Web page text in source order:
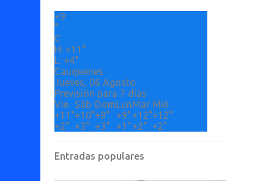
+9
°
C
H: +11°
L: +4°
Cauquenes
Jueves, 06 Agosto
Previsión para 7 días
Vie
Sáb DomLunMar Mié
+11°+10°+9° +9°+12°+12°
+2° +3° +3° +1°+2° +2°
Entradas populares